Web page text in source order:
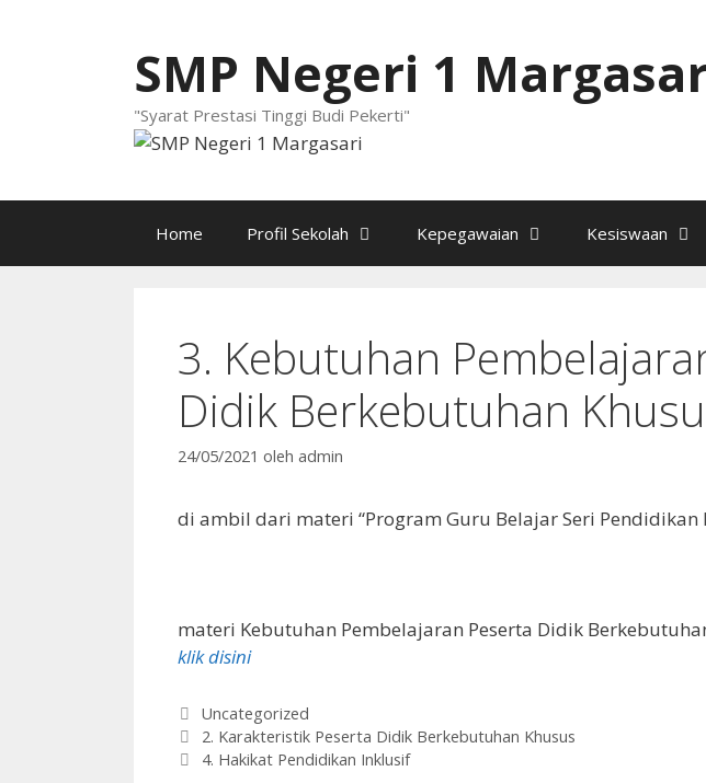
SMP Negeri 1
"Syarat Prestasi Tinggi Budi Pekerti"
Home Profil Sekolah Kepegawaian Kesiswaan
3. Kebutuhan
Didik Berkebutuhan
24/05/2021 oleh admin
di ambil dari materi “Program Guru Belajar Seri Pendidikan
materi Kebutuhan Pembelajaran Peserta Didik
klik disini
Kategori
Uncategorized
2. Karakteristik Peserta Didik Berkebutuhan Khusus
4. Hakikat Pendidikan Inklusif